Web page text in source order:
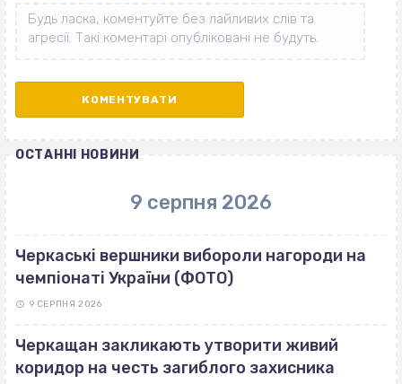
ОСТАННІ НОВИНИ
9 серпня 2026
Черкаські вершники вибороли нагороди на
чемпіонаті України (ФОТО)
9 СЕРПНЯ 2026
Черкащан закликають утворити живий
коридор на честь загиблого захисника